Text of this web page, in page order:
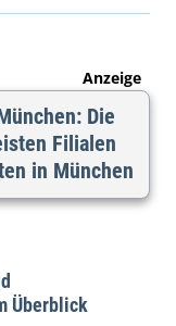
Anzeige
Die
Filialen
in München
Überblick